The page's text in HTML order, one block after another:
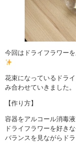
今回はドライフラワー
花束になっているドラ
み合わせていきました。
【作り方】
容器をアルコール消毒液
ドライフラワーを好き
バランスを見ながらド